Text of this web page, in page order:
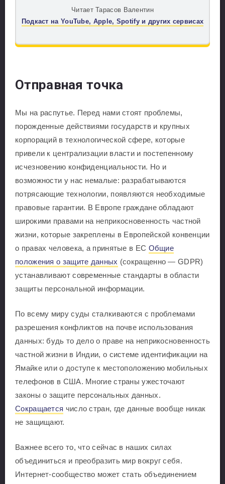
Читает Тарасов Валентин
Подкаст на YouTube, Apple, Spotify и других сервисах
Отправная точка
Мы на распутье. Перед нами стоят проблемы,
порожденные действиями государств и крупных
корпораций в технологической сфере, которые
привели к централизации власти и постепенному
исчезновению конфиденциальности. Но и
возможности у нас немалые: разрабатываются
потрясающие технологии, появляются необходимые
правовые гарантии. В Европе граждане обладают
широкими правами на неприкосновенность частной
жизни, которые закреплены в Европейской конвенции
о правах человека, а принятые в ЕС Общие
положения о защите данных (сокращенно — GDPR)
устанавливают современные стандарты в области
защиты персональной информации.
По всему миру суды сталкиваются с проблемами
разрешения конфликтов на почве использования
данных: будь то дело о праве на неприкосновенность
частной жизни в Индии, о системе идентификации на
Ямайке или о доступе к местоположению мобильных
телефонов в США. Многие страны ужесточают
законы о защите персональных данных.
Сокращается число стран, где данные вообще никак
не защищают.
Важнее всего то, что сейчас в наших силах
объединиться и преобразить мир вокруг себя.
Интернет-сообщество может стать объединением